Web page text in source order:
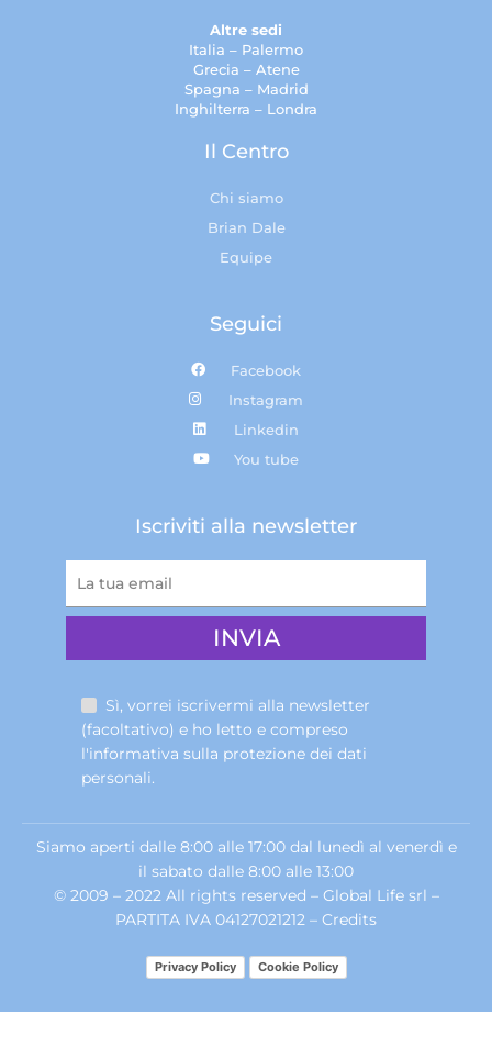
Altre sedi
Italia – Palermo
Grecia – Atene
Spagna – Madrid
Inghilterra – Londra
Il Centro
Chi siamo
Brian Dale
Equipe
Seguici
Facebook
Instagram
Linkedin
You tube
Iscriviti alla newsletter
Sì, vorrei iscrivermi alla newsletter
(facoltativo) e ho letto e compreso
l'informativa sulla protezione dei dati
personali.
Siamo aperti dalle 8:00 alle 17:00 dal lunedì al venerdì e
il sabato dalle 8:00 alle 13:00
© 2009 – 2022 All rights reserved – Global Life srl –
PARTITA IVA 04127021212 – Credits
Privacy Policy Cookie Policy